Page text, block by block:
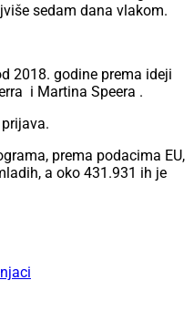
sedam dana vlakom.
2018. godine prema ideji
i Martina Speera .
prema podacima EU,
a oko 431.931 ih je